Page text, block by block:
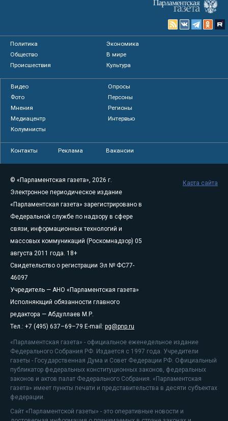
Политика
Экономика
Общество
В мире
Происшествия
Культура
Видео
Опросы
Фото
Персоны
Мнения
Регионы
Медиацентр
Интервью
Колумнисты
Контакты Реклама Вакансии
© «Парламентская газета», 2026 г.
Электронное периодическое издание
«Парламентская газета» зарегистрировано в
Федеральной службе по надзору в сфере
связи, информационных технологий и
массовых коммуникаций (Роскомнадзор) 05
августа 2011 года. 18+
Свидетельство о регистрации Эл № ФС77-
46097
Учредитель — АНО «Парламентская газета»
Исполняющий обязанности главного
редактора — Абдуллаев М.Р.
Тел.: +7 (495) 637–69–79 E-mail: pg@pnp.ru
«Парламентская газета» - официальное еженедельное издание
Федерального Собрания РФ. Издается с 1997 года. Учредители
газеты - Государственная Дума и Совет Федерации РФ. Официальный
публикатор федеральных конституционных законов, федеральных
законов и актов палат Федерального Собрания. «Парламентская
газета» имеет пункты печати и представительства в десяти субъектах
федерации.
Сайт «Парламентской газеты» - это оперативные новости и
Карта сайта